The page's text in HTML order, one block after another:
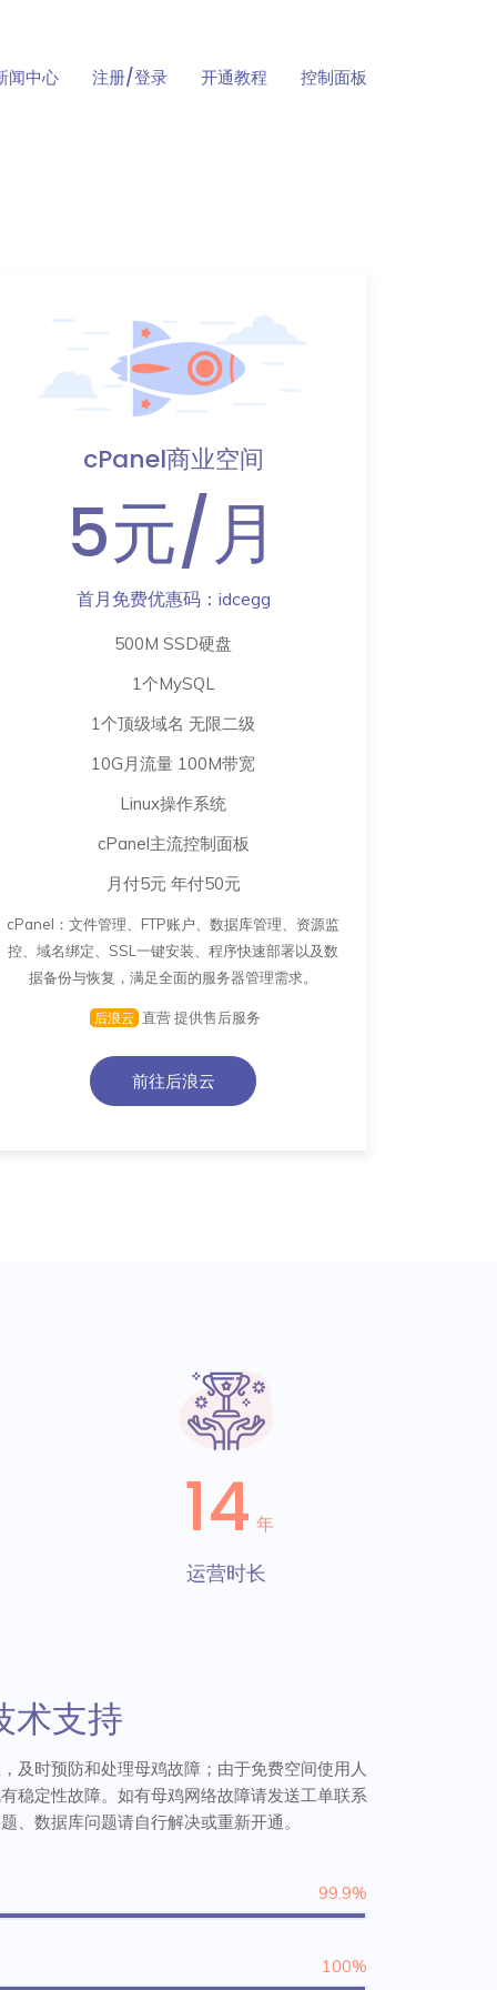
闻中心 注册/登录 开通教程 控制面板
cPanel商业空间
5元/月
首月免费优惠码：idcegg
500M SSD硬盘
1个MySQL
1个顶级域名 无限二级
10G月流量 100M带宽
Linux操作系统
cPanel主流控制面板
月付5元 年付50元
cPanel：文件管理、FTP账户、数据库管理、资源监
控、域名绑定、SSL一键安装、程序快速部署以及数
据备份与恢复，满足全面的服务器管理需求。
后浪云 直营 提供售后服务
前往后浪云
14 年
运营时长
术支持
及时预防和处理母鸡故障；由于免费空间使用人
稳定性故障。如有母鸡网络故障请发送工单联系
、数据库问题请自行解决或重新开通。
99.9%
100%